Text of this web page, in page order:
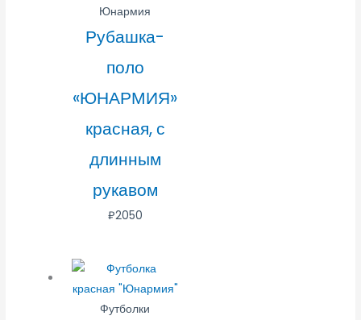
Юнармия
Рубашка-
поло
«ЮНАРМИЯ»
красная, с
длинным
рукавом
₽2050
Футболки